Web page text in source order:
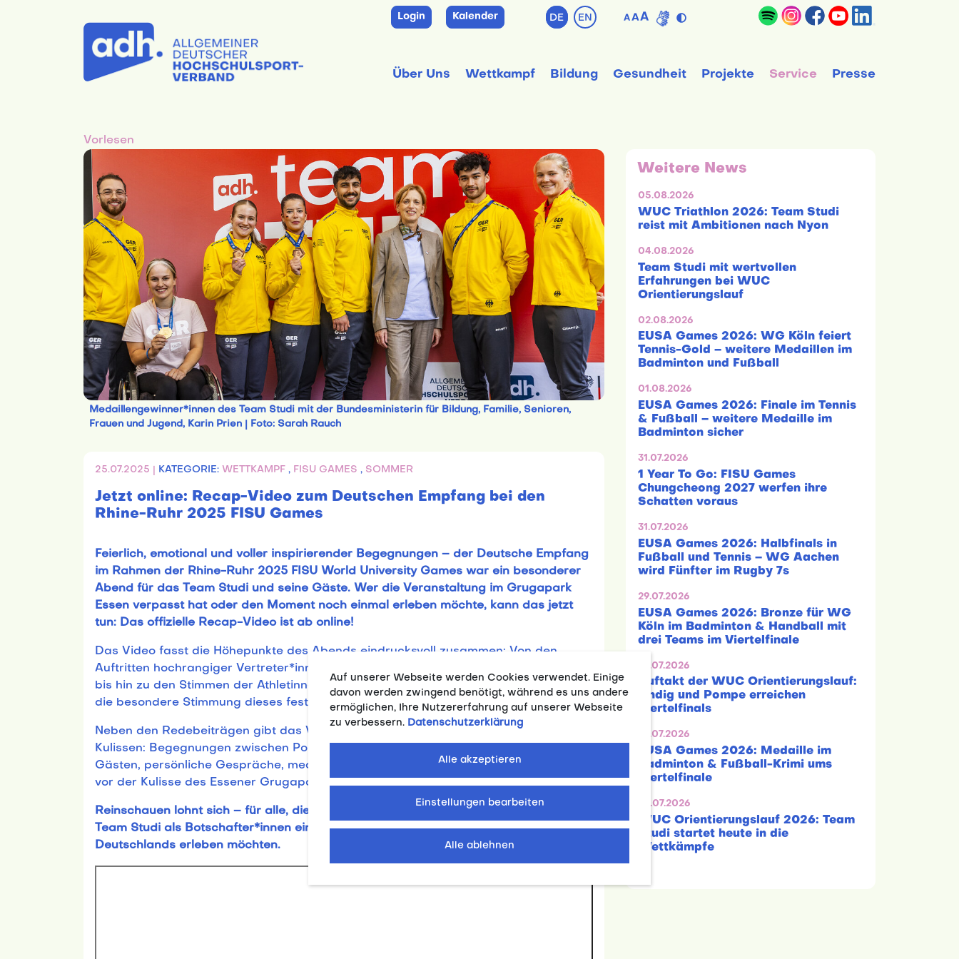
Login Kalender DE EN A AA
Über Uns Wettkampf Bildung Gesundheit Projekte Service Presse
Vorlesen
Medaillengewinner*innen des Team Studi mit der Bundesministerin für Bildung, Familie, Senioren,
Frauen und Jugend, Karin Prien | Foto: Sarah Rauch
25.07.2025 | KATEGORIE: WETTKAMPF , FISU GAMES , SOMMER
Jetzt online: Recap-Video zum Deutschen Empfang bei den
Rhine-Ruhr 2025 FISU Games
Feierlich, emotional und voller inspirierender Begegnungen – der Deutsche Empfang
im Rahmen der Rhine-Ruhr 2025 FISU World University Games war ein besonderer
Abend für das Team Studi und seine Gäste. Wer die Veranstaltung im Grugapark
Essen verpasst hat oder den Moment noch einmal erleben möchte, kann das jetzt
tun: Das offizielle Recap-Video ist ab online!
Das Video fasst die Höhepunkte des Abends eindrucksvoll zusammen: Von den
Auftritten hochrangiger Vertreter*innen der Bundesregierung, des adh und der FISU
bis hin zu den Stimmen der Athletinnen und Athleten selbst – das Recap vermittelt
die besondere Stimmung dieses festlichen Anlasses.
Neben den Redebeiträgen gibt das Video auch emotionale Einblicke hinter die
Kulissen: Begegnungen zwischen Politik, Sport, Wissenschaft und internationalen
Gästen, persönliche Gespräche, medaillenreiche Erfolgsmomente – und das alles
vor der Kulisse des Essener Grugaparks.
Reinschauen lohnt sich – für alle, die den Spirit der Games spüren und die Rolle des
Team Studi als Botschafter*innen eines weltoffenen, leistungsstarken und vielfältigen
Deutschlands erleben möchten.
Weitere News
05.08.2026
WUC Triathlon 2026: Team Studi
reist mit Ambitionen nach Nyon
04.08.2026
Team Studi mit wertvollen
Erfahrungen bei WUC
Orientierungslauf
02.08.2026
EUSA Games 2026: WG Köln feiert
Tennis-Gold – weitere Medaillen im
Badminton und Fußball
01.08.2026
EUSA Games 2026: Finale im Tennis
& Fußball – weitere Medaille im
Badminton sicher
31.07.2026
1 Year To Go: FISU Games
Chungcheong 2027 werfen ihre
Schatten voraus
31.07.2026
EUSA Games 2026: Halbfinals in
Fußball und Tennis – WG Aachen
wird Fünfter im Rugby 7s
29.07.2026
EUSA Games 2026: Bronze für WG
Köln im Badminton & Handball mit
drei Teams im Viertelfinale
29.07.2026
Auftakt der WUC Orientierungslauf:
Lindig und Pompe erreichen
Viertelfinals
29.07.2026
EUSA Games 2026: Medaille im
Badminton & Fußball-Krimi ums
Viertelfinale
28.07.2026
WUC Orientierungslauf 2026: Team
Studi startet heute in die
Wettkämpfe
Auf unserer Webseite werden Cookies verwendet. Einige
davon werden zwingend benötigt, während es uns andere
ermöglichen, Ihre Nutzererfahrung auf unserer Webseite
zu verbessern. Datenschutzerklärung
Einstellungen bearbeiten
Alle ablehnen
Alle akzeptieren